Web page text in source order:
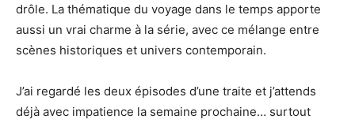
drôle. La thématique du voyage dans le temps apporte
aussi un vrai charme à la série, avec ce mélange entre
scènes historiques et univers contemporain.
J’ai regardé les deux épisodes d’une traite et j’attends
déjà avec impatience la semaine prochaine… surtout